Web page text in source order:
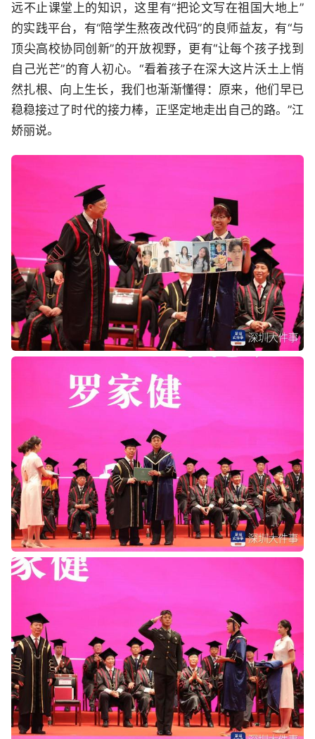
远不止课堂上的知识，这里有“把论文写在祖国大地上”
的实践平台，有“陪学生熬夜改代码”的良师益友，有“与
顶尖高校协同创新”的开放视野，更有“让每个孩子找到
自己光芒”的育人初心。“看着孩子在深大这片沃土上悄
然扎根、向上生长，我们也渐渐懂得：原来，他们早已
稳稳接过了时代的接力棒，正坚定地走出自己的路。”江
娇丽说。